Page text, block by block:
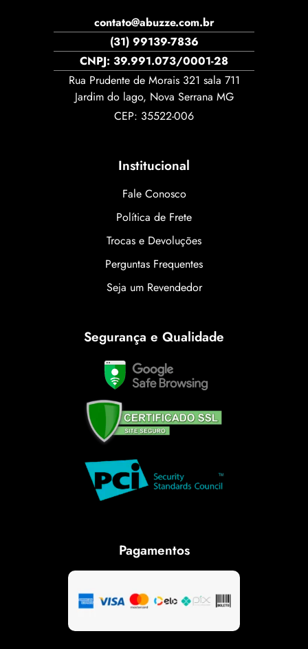
contato@abuzze.com.br
(31) 99139-7836
CNPJ: 39.991.073/0001-28
Rua Prudente de Morais 321 sala 711
Jardim do lago, Nova Serrana MG
CEP: 35522-006
Institucional
Fale Conosco
Política de Frete
Trocas e Devoluções
Perguntas Frequentes
Seja um Revendedor
Segurança e Qualidade
Pagamentos